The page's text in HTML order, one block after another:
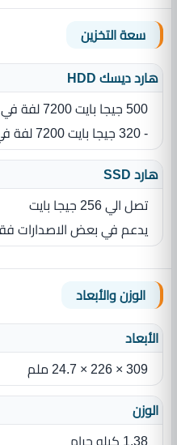
سعة التخزين
هارد ديسك HDD
500 جيجا بايت 7200 لفة في الدقيقة
- 320 جيجا بايت 7200 لفة في الدقيقة
هارد SSD
تصل الي 256 جيجا بايت
يدعم في بعض الاصدارات
الوزن والأبعاد
الأبعاد
309 × 226 × 24.7 ملم
الوزن